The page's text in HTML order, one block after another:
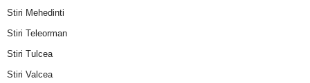
Stiri Mehedinti
Stiri Teleorman
Stiri Tulcea
Stiri Valcea